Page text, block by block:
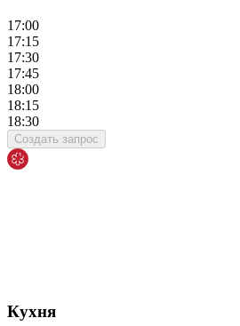
17:00
17:15
17:30
17:45
18:00
18:15
18:30
Создать запрос
Кухня